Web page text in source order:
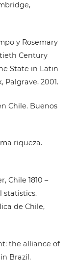
y Rosemary
Century
State in Latin
Palgrave, 2001.
Chile. Buenos
riqueza.
Chile 1810 –
statistics.
de Chile,
the alliance of
Brazil.